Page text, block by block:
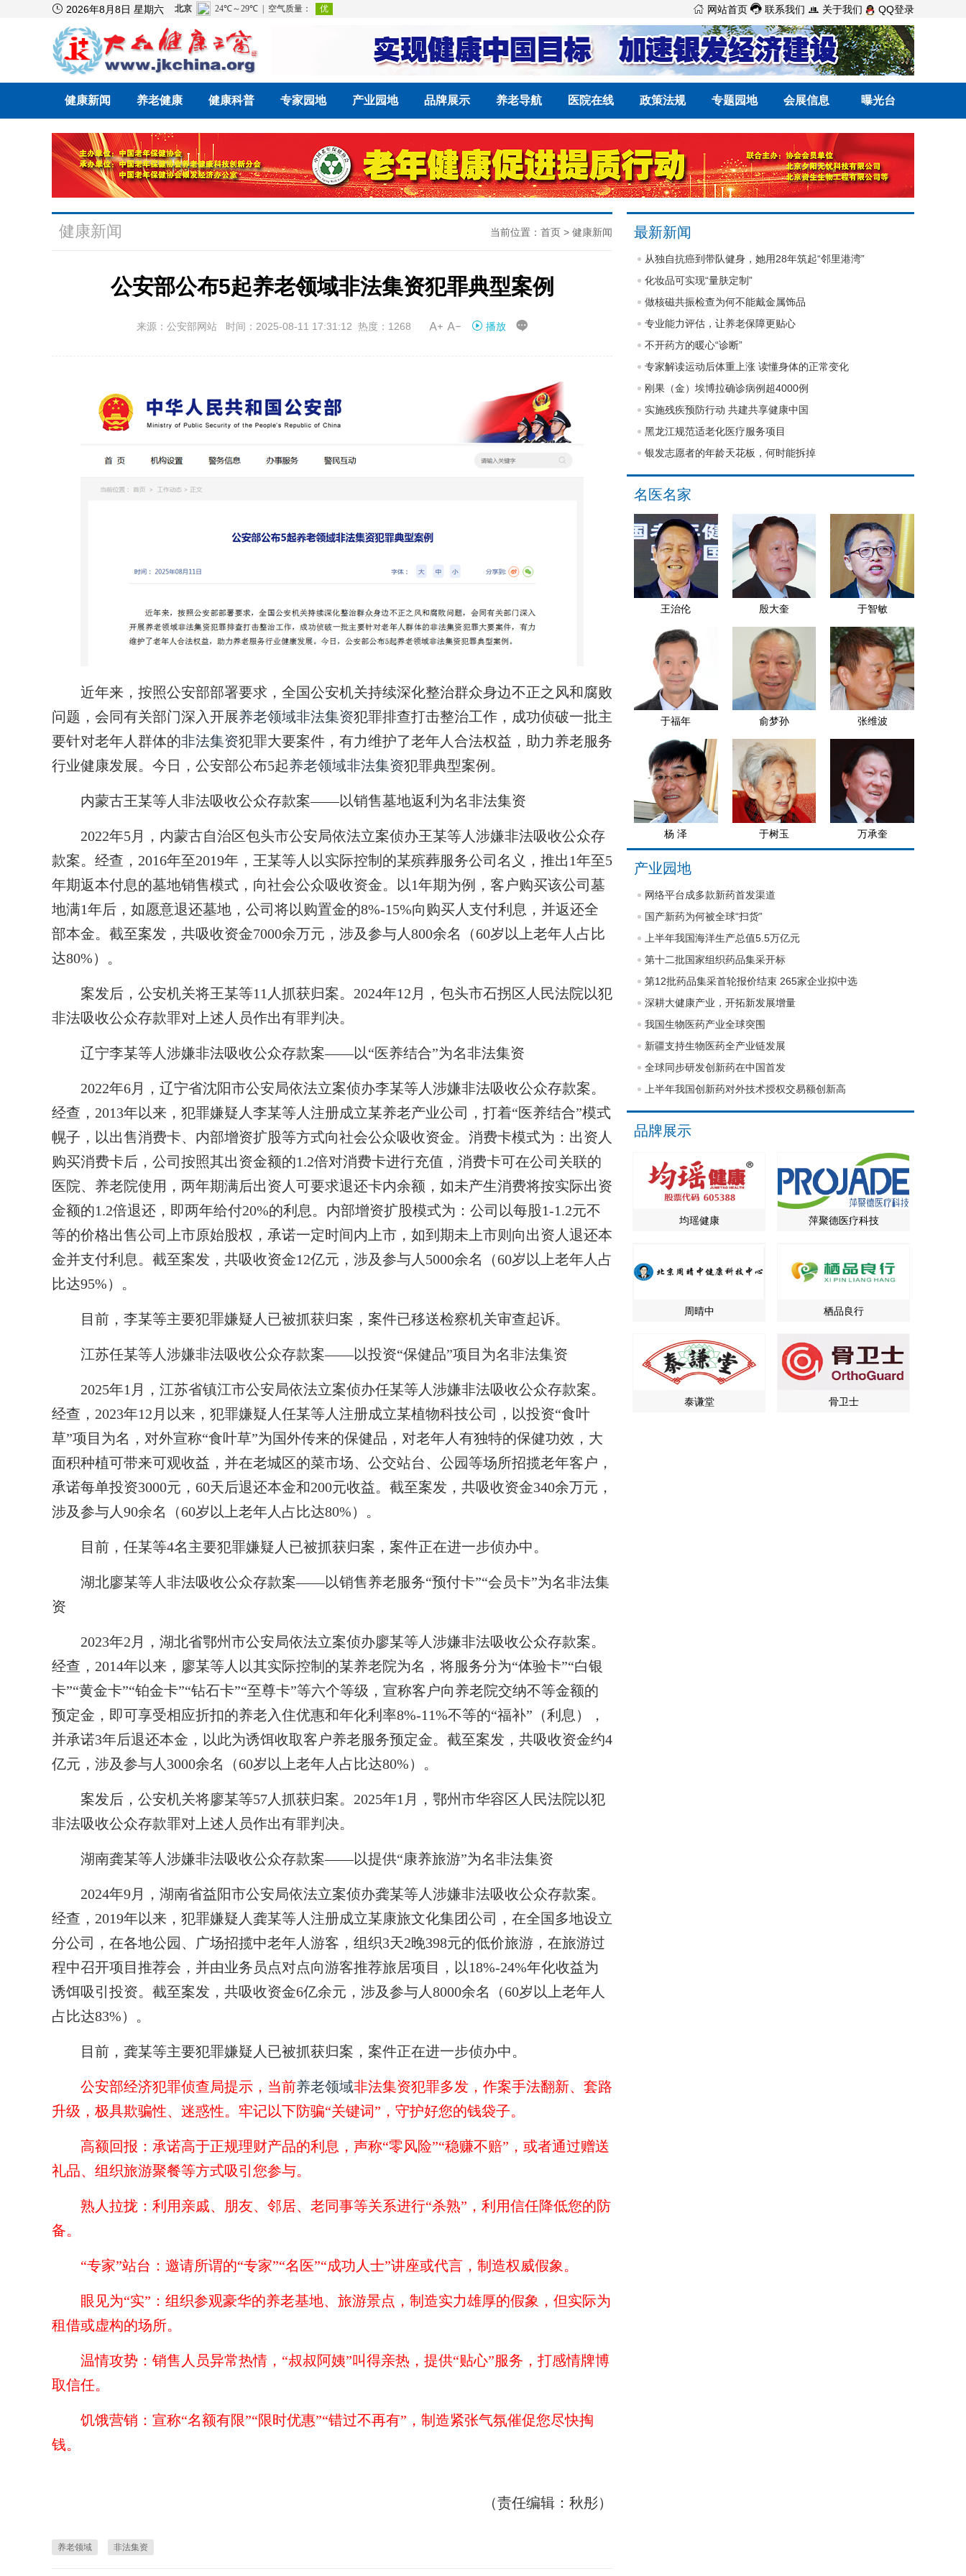
 2026年8月8日 星期六  网站首页  联系我们  关于我们 QQ登录
健康新闻 养老健康 健康科普 专家园地 产业园地 品牌展示 养老导航 医院在线 政策法规 专题园地 会展信息 曝光台
健康新闻 当前位置： 首页 > 健康新闻
公安部公布5起养老领域非法集资犯罪典型案例
来源：公安部网站 时间：2025-08-11 17:31:12 热度：1268  播放 
近年来，按照公安部部署要求，全国公安机关持续深化整治群众身边不正之风和腐败
问题，会同有关部门深入开展养老领域非法集资犯罪排查打击整治工作，成功侦破一批主
要针对老年人群体的非法集资犯罪大要案件，有力维护了老年人合法权益，助力养老服务
行业健康发展。今日，公安部公布5起养老领域非法集资犯罪典型案例。
内蒙古王某等人非法吸收公众存款案——以销售墓地返利为名非法集资
2022年5月，内蒙古自治区包头市公安局依法立案侦办王某等人涉嫌非法吸收公众存
款案。经查，2016年至2019年，王某等人以实际控制的某殡葬服务公司名义，推出1年至5
年期返本付息的墓地销售模式，向社会公众吸收资金。以1年期为例，客户购买该公司墓
地满1年后，如愿意退还墓地，公司将以购置金的8%-15%向购买人支付利息，并返还全
部本金。截至案发，共吸收资金7000余万元，涉及参与人800余名（60岁以上老年人占比
达80%）。
案发后，公安机关将王某等11人抓获归案。2024年12月，包头市石拐区人民法院以犯
非法吸收公众存款罪对上述人员作出有罪判决。
辽宁李某等人涉嫌非法吸收公众存款案——以“医养结合”为名非法集资
2022年6月，辽宁省沈阳市公安局依法立案侦办李某等人涉嫌非法吸收公众存款案。
经查，2013年以来，犯罪嫌疑人李某等人注册成立某养老产业公司，打着“医养结合”模式
幌子，以出售消费卡、内部增资扩股等方式向社会公众吸收资金。消费卡模式为：出资人
购买消费卡后，公司按照其出资金额的1.2倍对消费卡进行充值，消费卡可在公司关联的
医院、养老院使用，两年期满后出资人可要求退还卡内余额，如未产生消费将按实际出资
金额的1.2倍退还，即两年给付20%的利息。内部增资扩股模式为：公司以每股1-1.2元不
等的价格出售公司上市原始股权，承诺一定时间内上市，如到期未上市则向出资人退还本
金并支付利息。截至案发，共吸收资金12亿元，涉及参与人5000余名（60岁以上老年人占
比达95%）。
目前，李某等主要犯罪嫌疑人已被抓获归案，案件已移送检察机关审查起诉。
江苏任某等人涉嫌非法吸收公众存款案——以投资“保健品”项目为名非法集资
2025年1月，江苏省镇江市公安局依法立案侦办任某等人涉嫌非法吸收公众存款案。
经查，2023年12月以来，犯罪嫌疑人任某等人注册成立某植物科技公司，以投资“食叶
草”项目为名，对外宣称“食叶草”为国外传来的保健品，对老年人有独特的保健功效，大
面积种植可带来可观收益，并在老城区的菜市场、公交站台、公园等场所招揽老年客户，
承诺每单投资3000元，60天后退还本金和200元收益。截至案发，共吸收资金340余万元，
涉及参与人90余名（60岁以上老年人占比达80%）。
目前，任某等4名主要犯罪嫌疑人已被抓获归案，案件正在进一步侦办中。
湖北廖某等人非法吸收公众存款案——以销售养老服务“预付卡”“会员卡”为名非法集
资
2023年2月，湖北省鄂州市公安局依法立案侦办廖某等人涉嫌非法吸收公众存款案。
经查，2014年以来，廖某等人以其实际控制的某养老院为名，将服务分为“体验卡”“白银
卡”“黄金卡”“铂金卡”“钻石卡”“至尊卡”等六个等级，宣称客户向养老院交纳不等金额的
预定金，即可享受相应折扣的养老入住优惠和年化利率8%-11%不等的“福补”（利息），
并承诺3年后退还本金，以此为诱饵收取客户养老服务预定金。截至案发，共吸收资金约4
亿元，涉及参与人3000余名（60岁以上老年人占比达80%）。
案发后，公安机关将廖某等57人抓获归案。2025年1月，鄂州市华容区人民法院以犯
非法吸收公众存款罪对上述人员作出有罪判决。
湖南龚某等人涉嫌非法吸收公众存款案——以提供“康养旅游”为名非法集资
2024年9月，湖南省益阳市公安局依法立案侦办龚某等人涉嫌非法吸收公众存款案。
经查，2019年以来，犯罪嫌疑人龚某等人注册成立某康旅文化集团公司，在全国多地设立
分公司，在各地公园、广场招揽中老年人游客，组织3天2晚398元的低价旅游，在旅游过
程中召开项目推荐会，并由业务员点对点向游客推荐旅居项目，以18%-24%年化收益为
诱饵吸引投资。截至案发，共吸收资金6亿余元，涉及参与人8000余名（60岁以上老年人
占比达83%）。
目前，龚某等主要犯罪嫌疑人已被抓获归案，案件正在进一步侦办中。
公安部经济犯罪侦查局提示 ，当前养老领域非法集资犯罪多发，作案手法翻新、套路
升级，极具欺骗性、迷惑性。牢记以下防骗“关键词”，守护好您的钱袋子。
高额回报： 承诺高于正规理财产品的利息，声称“零风险”“稳赚不赔”，或者通过赠送
礼品、组织旅游聚餐等方式吸引您参与。
熟人拉拢： 利用亲戚、朋友、邻居、老同事等关系进行“杀熟”，利用信任降低您的防
备。
“专家”站台： 邀请所谓的“专家”“名医”“成功人士”讲座或代言，制造权威假象。
眼见为“实”： 组织参观豪华的养老基地、旅游景点，制造实力雄厚的假象，但实际为
租借或虚构的场所。
温情攻势： 销售人员异常热情，“叔叔阿姨”叫得亲热，提供“贴心”服务，打感情牌博
取信任。
饥饿营销： 宣称“名额有限”“限时优惠”“错过不再有”，制造紧张气氛催促您尽快掏
钱。
（责任编辑：秋彤）
养老领域 非法集资
最新新闻
从独自抗癌到带队健身，她用28年筑起“邻里港湾”
化妆品可实现“量肤定制”
做核磁共振检查为何不能戴金属饰品
专业能力评估，让养老保障更贴心
不开药方的暖心“诊断”
专家解读运动后体重上涨 读懂身体的正常变化
刚果（金）埃博拉确诊病例超4000例
实施残疾预防行动 共建共享健康中国
黑龙江规范适老化医疗服务项目
银发志愿者的年龄天花板，何时能拆掉
名医名家
王治伦 殷大奎 于智敏
于福年 俞梦孙 张维波
杨 泽 于树玉 万承奎
产业园地
网络平台成多款新药首发渠道
国产新药为何被全球“扫货”
上半年我国海洋生产总值5.5万亿元
第十二批国家组织药品集采开标
第12批药品集采首轮报价结束 265家企业拟中选
深耕大健康产业，开拓新发展增量
我国生物医药产业全球突围
新疆支持生物医药全产业链发展
全球同步研发创新药在中国首发
上半年我国创新药对外技术授权交易额创新高
品牌展示
均瑶健康 萍聚德医疗科技
周晴中 栖品良行
泰谦堂 骨卫士